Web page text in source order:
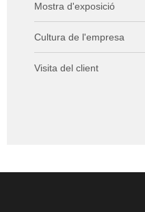
Mostra d'exposició
Cultura de l'empresa
Visita del client